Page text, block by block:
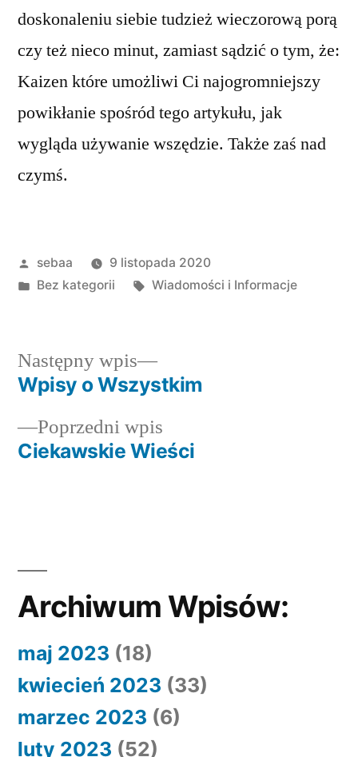
doskonaleniu siebie tudzież wieczorową porą
czy też nieco minut, zamiast sądzić o tym, że:
Kaizen które umożliwi Ci najogromniejszy
powikłanie spośród tego artykułu, jak
wygląda używanie wszędzie. Także zaś nad
czymś.
Posted
by
sebaa
9 listopada 2020
Posted
Bez kategorii Tagi:
Wiadomości i Informacje
Nawigacja
wpisu
Poprzedni wpis
wpis:
Ciekawskie Wieści
Następny wpis
Następny
wpis:
Wpisy o Wszystkim
Archiwum Wpisów:
maj 2023 (18)
kwiecień 2023 (33)
marzec 2023 (6)
luty 2023 (52)